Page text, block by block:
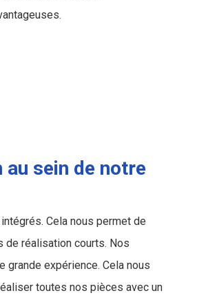
au sein de notre
Cela nous permet de
de réalisation courts. Nos
grande expérience. Cela nous
toutes nos pièces avec un